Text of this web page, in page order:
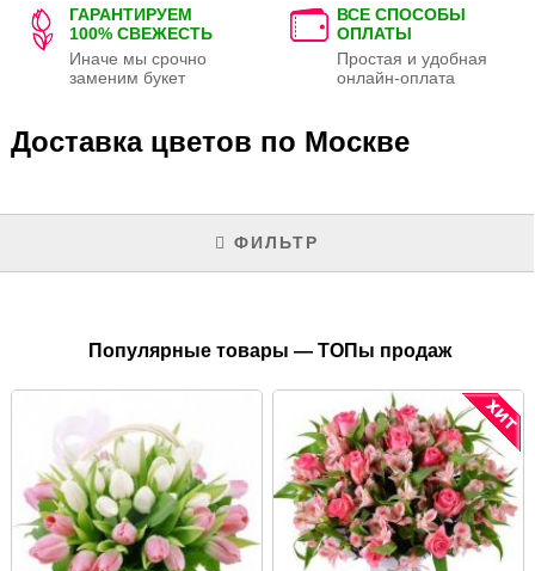
ГАРАНТИРУЕМ
100% СВЕЖЕСТЬ
Иначе мы срочно
заменим букет
ВСЕ СПОСОБЫ
ОПЛАТЫ
Простая и удобная
онлайн-оплата
Доставка цветов по Москве
ФИЛЬТР
Популярные товары — ТОПы продаж